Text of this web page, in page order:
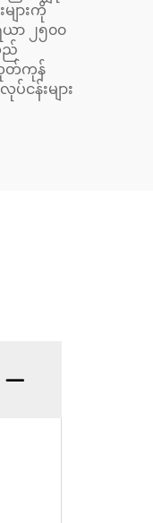
ျားကို
ာ ၂၅၀၀
ည်
ထုတ်ကုန်
န်းများ